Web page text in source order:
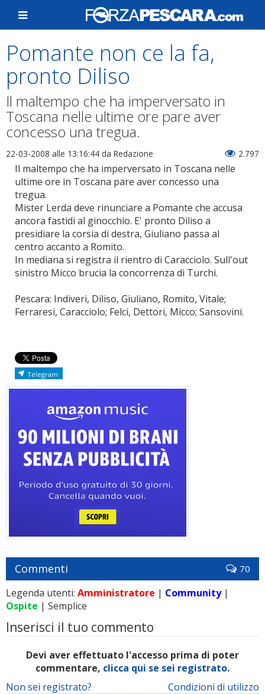
Pomante non ce la fa,
pronto Diliso
Il maltempo che ha imperversato in
Toscana nelle ultime ore pare aver
concesso una tregua.
22-03-2008 alle 13:16:44 da Redazione 2.797
Il maltempo che ha imperversato in Toscana nelle
ultime ore in Toscana pare aver concesso una
tregua.
Mister Lerda deve rinunciare a Pomante che accusa
ancora fastidi al ginocchio. E' pronto Diliso a
presidiare la corsia di destra, Giuliano passa al
centro accanto a Romito.
In mediana si registra il rientro di Caracciolo. Sull'out
sinistro Micco brucia la concorrenza di Turchi.
Pescara: Indiveri, Diliso, Giuliano, Romito, Vitale;
Ferraresi, Caracciolo; Felci, Dettori, Micco; Sansovini.
Telegram
Commenti 70
Legenda utenti: Amministratore | Community|
Ospite | Semplice
Inserisci il tuo commento
Devi aver effettuato l'accesso prima di poter
commentare, clicca qui se sei registrato.
Condizioni di utilizzo
Non sei registrato?